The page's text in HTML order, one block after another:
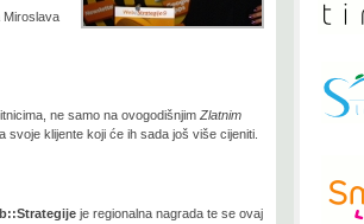
Miroslava
ne samo na ovogodišnjim Zlatnim
svoje klijente koji će ih sada još više cijeniti.
je regionalna nagrada te se ovaj